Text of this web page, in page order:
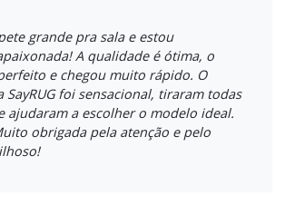
grande pra sala e estou
A qualidade é ótima, o
e chegou muito rápido. O
foi sensacional, tiraram todas
ajudaram a escolher o modelo ideal.
obrigada pela atenção e pelo